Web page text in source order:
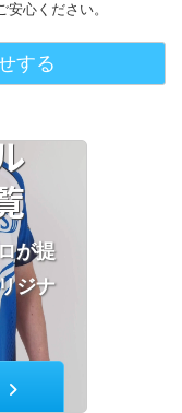
心ください。
が提
ジナ